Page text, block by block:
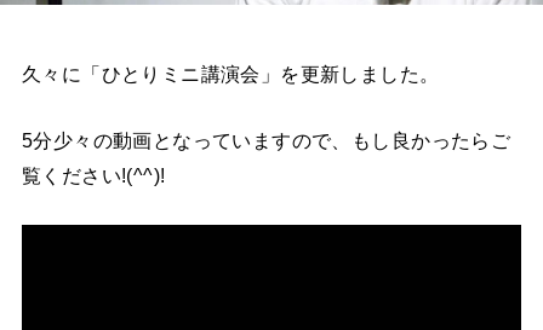
久々に「ひとりミニ講演会」を更新しました。
5分少々の動画となっていますので、もし良かったらご
覧ください!(^^)!